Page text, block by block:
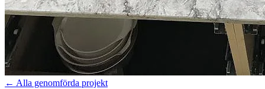
← Alla genomförda projekt